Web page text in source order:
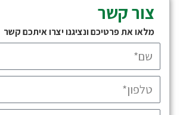
צור קשר
מלאו את פרטיכם ונציגנו יצרו איתכם קשר